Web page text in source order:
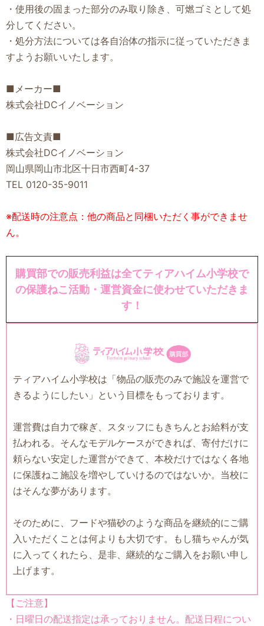
・使用後の固まった部分のみ取り除き、可燃ゴミとして処
分してください。
・処分方法については各自治体の指示に従っていただきま
すようお願いいたします。
■メーカー■
株式会社DCイノベーション
■広告文責■
株式会社DCイノベーション
岡山県岡山市北区十日市西町4-37
TEL 0120-35-9011
※配送時の注意点：他の商品と同梱いただく事ができませ
ん。
購買部での販売利益は全てティアハイム小学校で
の保護ねこ活動・運営資金に使わせていただきま
す！
ティアハイム小学校は「物品の販売のみで施設を運営で
きるようにしたい」という目標をもっております。
運営費は自力で稼ぎ、スタッフにもきちんとお給料が支
払われる。そんなモデルケースができれば、寄付だけに
頼らない安定した運営ができて、本校だけではなく各地
に保護ねこ施設を増やしていけるのではないか。当校に
はそんな夢があります。
そのために、フードや猫砂のような商品を継続的にご購
入いただくことは何よりも大切です。もし猫ちゃんが気
に入ってくれたら、是非、継続的なご購入をお願い申し
上げます。
【ご注意】
・日曜日の配送指定は承っておりません。配送日程につい